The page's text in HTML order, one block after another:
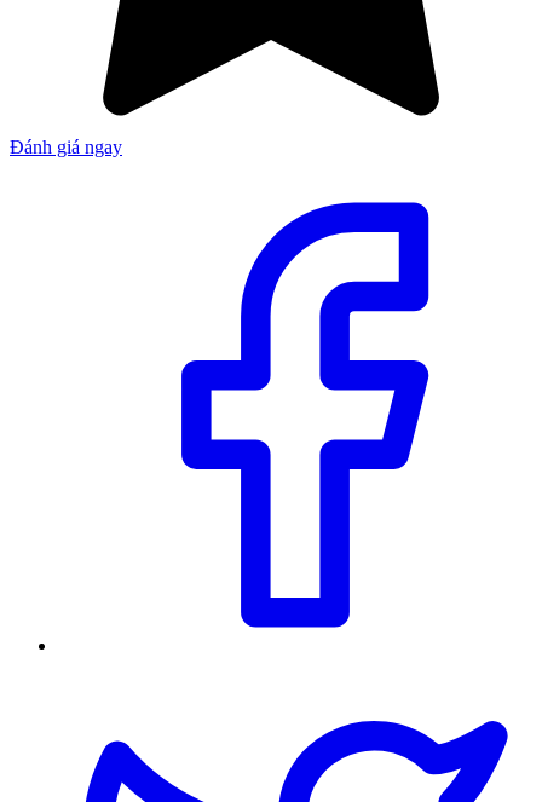
Đánh giá ngay